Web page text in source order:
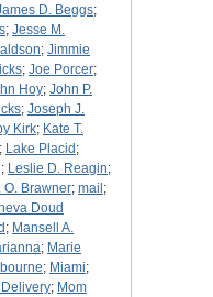
D. Beggs;
; Jesse M.
; Jimmie
; Joe Porcer;
Hoy; John P.
; Joseph J.
Kirk; Kate T.
; Lake Placid ;
; Leslie D. Reagin;
O. Brawner; mail ;
Doud
; Mansell A.
; Marie
; Miami;
; Mom